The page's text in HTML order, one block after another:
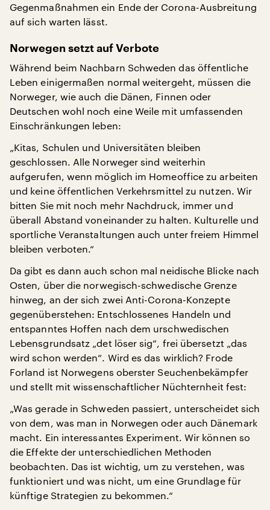
Gegenmaßnahmen ein Ende der Corona-Ausbreitung
auf sich warten lässt.
Norwegen setzt auf Verbote
Während beim Nachbarn Schweden das öffentliche
Leben einigermaßen normal weitergeht, müssen die
Norweger, wie auch die Dänen, Finnen oder
Deutschen wohl noch eine Weile mit umfassenden
Einschränkungen leben:
„Kitas, Schulen und Universitäten bleiben
geschlossen. Alle Norweger sind weiterhin
aufgerufen, wenn möglich im Homeoffice zu arbeiten
und keine öffentlichen Verkehrsmittel zu nutzen. Wir
bitten Sie mit noch mehr Nachdruck, immer und
überall Abstand voneinander zu halten. Kulturelle und
sportliche Veranstaltungen auch unter freiem Himmel
bleiben verboten.“
Da gibt es dann auch schon mal neidische Blicke nach
Osten, über die norwegisch-schwedische Grenze
hinweg, an der sich zwei Anti-Corona-Konzepte
gegenüberstehen: Entschlossenes Handeln und
entspanntes Hoffen nach dem urschwedischen
Lebensgrundsatz „det löser sig“, frei übersetzt „das
wird schon werden“. Wird es das wirklich? Frode
Forland ist Norwegens oberster Seuchenbekämpfer
und stellt mit wissenschaftlicher Nüchternheit fest:
„Was gerade in Schweden passiert, unterscheidet sich
von dem, was man in Norwegen oder auch Dänemark
macht. Ein interessantes Experiment. Wir können so
die Effekte der unterschiedlichen Methoden
beobachten. Das ist wichtig, um zu verstehen, was
funktioniert und was nicht, um eine Grundlage für
künftige Strategien zu bekommen.“